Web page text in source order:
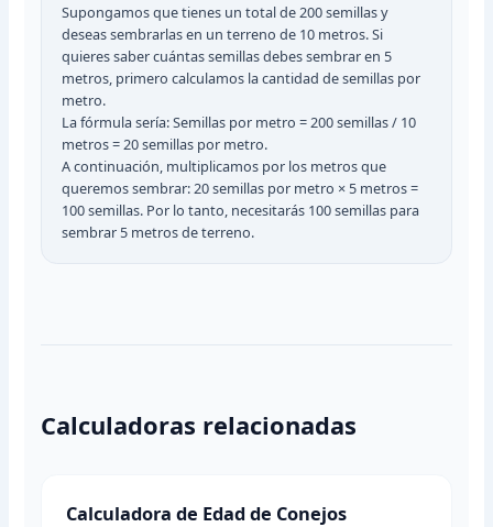
Supongamos que tienes un total de 200 semillas y
deseas sembrarlas en un terreno de 10 metros. Si
quieres saber cuántas semillas debes sembrar en 5
metros, primero calculamos la cantidad de semillas por
metro.
La fórmula sería: Semillas por metro = 200 semillas / 10
metros = 20 semillas por metro.
A continuación, multiplicamos por los metros que
queremos sembrar: 20 semillas por metro × 5 metros =
100 semillas. Por lo tanto, necesitarás 100 semillas para
sembrar 5 metros de terreno.
Calculadoras relacionadas
Calculadora de Edad de Conejos